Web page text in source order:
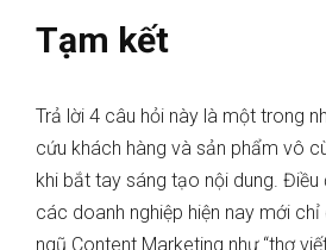
Tạm kết
Trả lời 4 câu hỏi này là một trong
cứu khách hàng và sản phẩm vô
khi bắt tay sáng tạo nội dung. Điều
các doanh nghiệp hiện nay mới
ngũ Content Marketing như “thợ